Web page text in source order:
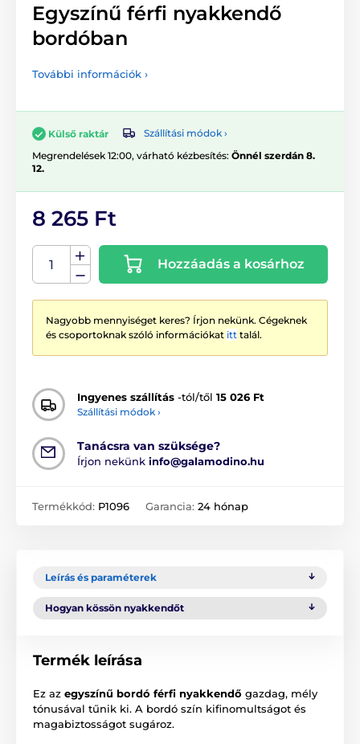
Egyszínű férfi nyakkendő
bordóban
További információk ›
Külső raktár
Szállítási módok ›
Megrendelések 12:00, várható kézbesítés: Önnél szerdán 8.
12.
8 265 Ft
Hozzáadás a kosárhoz
Nagyobb mennyiséget keres? Írjon nekünk. Cégeknek
és csoportoknak szóló információkat itt talál.
Ingyenes szállítás -tól/től 15 026 Ft
Szállítási módok ›
Tanácsra van szüksége?
Írjon nekünk info@galamodino.hu
Termékkód: P1096 Garancia: 24 hónap
Leírás és paraméterek
Hogyan kössön nyakkendőt
Termék leírása
Ez az egyszínű bordó férfi nyakkendő gazdag, mély
tónusával tűnik ki. A bordó szín kifinomultságot és
magabiztosságot sugároz.